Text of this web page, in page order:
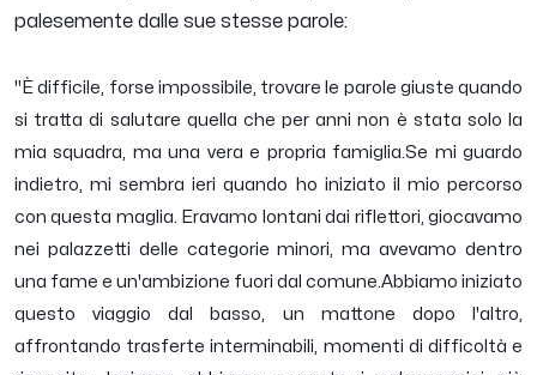
palesemente dalle sue stesse parole:
"È difficile, forse impossibile, trovare le parole giuste quando
si tratta di salutare quella che per anni non è stata solo la
mia squadra, ma una vera e propria famiglia.Se mi guardo
indietro, mi sembra ieri quando ho iniziato il mio percorso
con questa maglia. Eravamo lontani dai riflettori, giocavamo
nei palazzetti delle categorie minori, ma avevamo dentro
una fame e un'ambizione fuori dal comune.Abbiamo iniziato
questo viaggio dal basso, un mattone dopo l'altro,
affrontando trasferte interminabili, momenti di difficoltà e